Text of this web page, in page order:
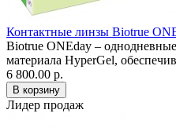
Контактные линзы Biotrue
Biotrue ONEday –
материала HyperGel,
6 800.00 р.
Лидер продаж